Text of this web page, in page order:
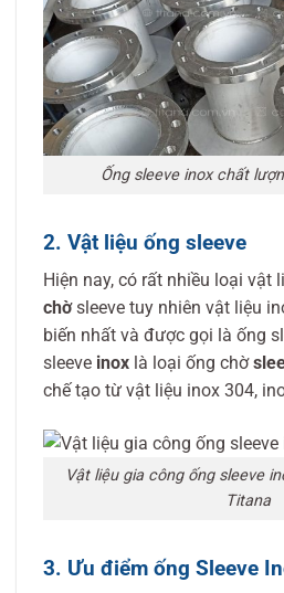
Ống sleeve inox chất
2. Vật liệu ống sleeve
Hiện nay, có rất nhiều loại vật
chờsleeve tuy nhiên vật liệu
biến nhất và được gọi là ống
sleeve inox là loại ống chờ
chế tạo từ vật liệu inox 304,
Vật liệu gia công ống sleeve
Titana
3. Ưu điểm ống Sleeve